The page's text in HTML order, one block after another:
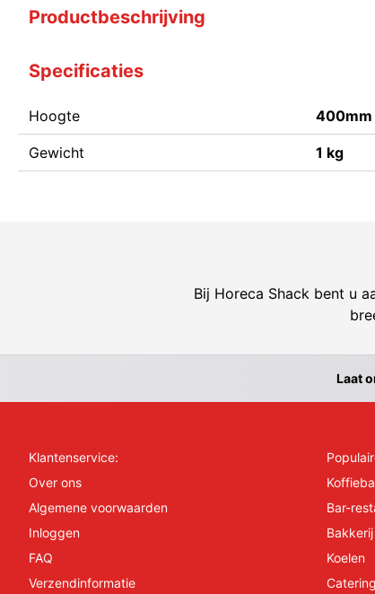
Productbeschrijving
Specificaties
Hoogte 400mm
Gewicht 1 kg
Bij Horeca Shack bent u
Laat
Klantenservice:
Over ons
Algemene voorwaarden
Inloggen
FAQ
Verzendinformatie
Bar-
Koelen